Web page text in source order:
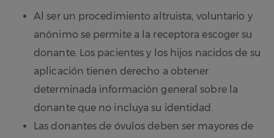
Al ser un procedimiento altruista, voluntario y
anónimo se permite a la receptora escoger su
donante. Los pacientes y los hijos nacidos de su
aplicación tienen derecho a obtener
determinada información general sobre la
donante que no incluya su identidad.
Las donantes de óvulos deben ser mayores de